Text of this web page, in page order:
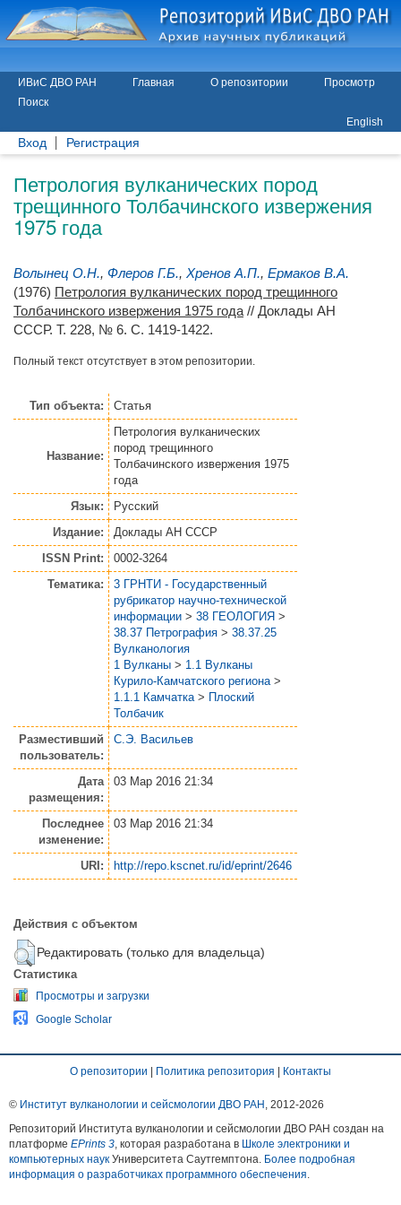
ИВиС ДВО РАН Главная О репозитории
Просмотр
Поиск
English
Вход Регистрация
Петрология вулканических пород
трещинного Толбачинского извержения
1975 года
Волынец О.Н., Флеров Г.Б., Хренов А.П., Ермаков В.А.
(1976) Петрология вулканических пород трещинного
Толбачинского извержения 1975 года // Доклады АН
СССР. Т. 228, № 6. С. 1419-1422.
Полный текст отсутствует в этом репозитории.
Тип объекта: Статья
Название:
Петрология вулканических
пород трещинного
Толбачинского извержения 1975
года
Язык:
Русский
Издание:
Доклады АН СССР
ISSN Print:
0002-3264
Тематика:
3 ГРНТИ - Государственный
рубрикатор научно-технической
информации > 38 ГЕОЛОГИЯ >
38.37 Петрография > 38.37.25
Вулканология
1 Вулканы > 1.1 Вулканы
Курило-Камчатского региона >
1.1.1 Камчатка > Плоский
Толбачик
Разместивший
пользователь:
С.Э. Васильев
Дата
размещения:
03 Мар 2016 21:34
Последнее
изменение:
03 Мар 2016 21:34
URI: http://repo.kscnet.ru/id/eprint/2646
Действия с объектом
Редактировать (только для владельца)
Статистика
Просмотры и загрузки
Google Scholar
О репозитории | Политика репозитория | Контакты
© Институт вулканологии и сейсмологии ДВО РАН , 2012-2026
Репозиторий Института вулканологии и сейсмологии ДВО РАН создан на
платформе EPrints 3 , которая разработана в Школе электроники и
компьютерных наук Университета Саутгемптона. Более подробная
информация о разработчиках программного обеспечения